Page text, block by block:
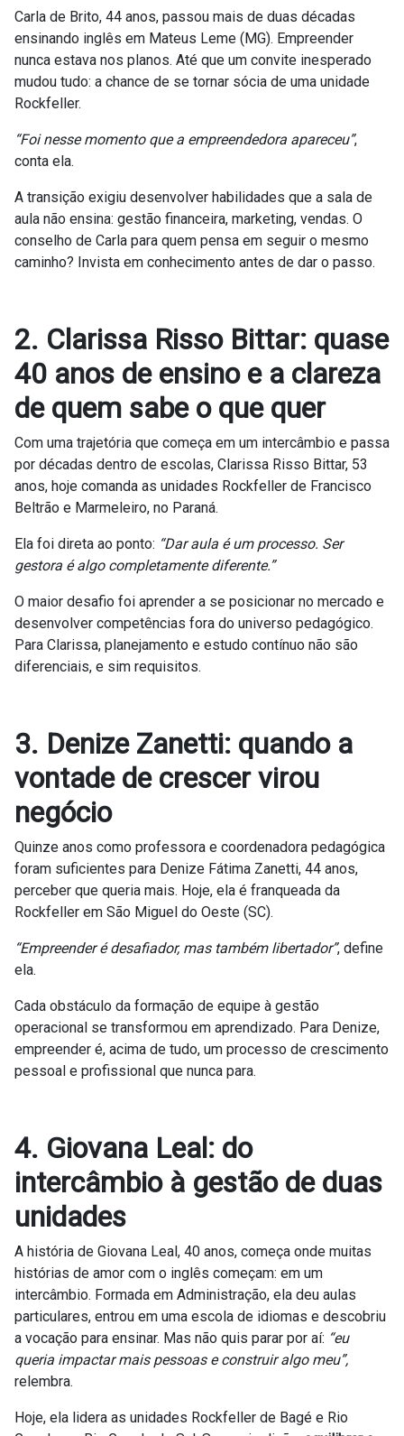
Carla de Brito, 44 anos, passou mais de duas décadas
ensinando inglês em Mateus Leme (MG). Empreender
nunca estava nos planos. Até que um convite inesperado
mudou tudo: a chance de se tornar sócia de uma unidade
Rockfeller.
“Foi nesse momento que a empreendedora apareceu”,
conta ela.
A transição exigiu desenvolver habilidades que a sala de
aula não ensina: gestão financeira, marketing, vendas. O
conselho de Carla para quem pensa em seguir o mesmo
caminho? Invista em conhecimento antes de dar o passo.
2. Clarissa Risso Bittar: quase
40 anos de ensino e a clareza
de quem sabe o que quer
Com uma trajetória que começa em um intercâmbio e passa
por décadas dentro de escolas, Clarissa Risso Bittar, 53
anos, hoje comanda as unidades Rockfeller de Francisco
Beltrão e Marmeleiro, no Paraná.
Ela foi direta ao ponto: “Dar aula é um processo. Ser
gestora é algo completamente diferente.”
O maior desafio foi aprender a se posicionar no mercado e
desenvolver competências fora do universo pedagógico.
Para Clarissa, planejamento e estudo contínuo não são
diferenciais, e sim requisitos.
3. Denize Zanetti: quando a
vontade de crescer virou
negócio
Quinze anos como professora e coordenadora pedagógica
foram suficientes para Denize Fátima Zanetti, 44 anos,
perceber que queria mais. Hoje, ela é franqueada da
Rockfeller em São Miguel do Oeste (SC).
“Empreender é desafiador, mas também libertador”, define
ela.
Cada obstáculo da formação de equipe à gestão
operacional se transformou em aprendizado. Para Denize,
empreender é, acima de tudo, um processo de crescimento
pessoal e profissional que nunca para.
4. Giovana Leal: do
intercâmbio à gestão de duas
unidades
A história de Giovana Leal, 40 anos, começa onde muitas
histórias de amor com o inglês começam: em um
intercâmbio. Formada em Administração, ela deu aulas
particulares, entrou em uma escola de idiomas e descobriu
a vocação para ensinar. Mas não quis parar por aí: “eu
queria impactar mais pessoas e construir algo meu”,
relembra.
Hoje, ela lidera as unidades Rockfeller de Bagé e Rio